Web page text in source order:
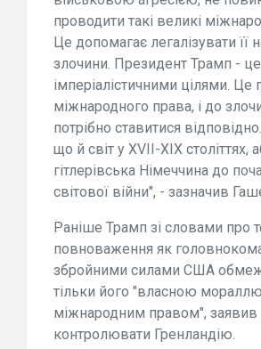
проводити такі великі
Це допомагає легалізувати її
злочини. Президент Трамп -
імперіалістичними цілями.
міжнародного права, і до
потрібно ставитися
що й світ у XVII-XIX століттях,
гітлерівська Німеччина до
світової війни", - зазначив
Раніше Трамп зі словами про
повноваження як
збройними силами США
тільки його "власною
міжнародним правом", заявив
контролювати Гренландію.